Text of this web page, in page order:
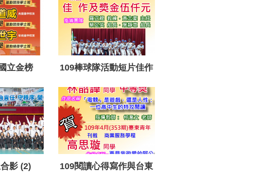
1090417
立金榜 109棒球隊活動短片佳作
1 090423
影 (2) 109閱讀心得寫作與台東